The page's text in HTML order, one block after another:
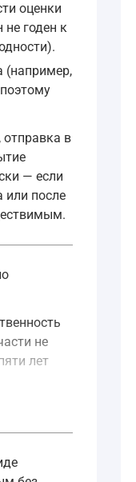
оценки
годен к
(например,
в
— если
или после
не
лет